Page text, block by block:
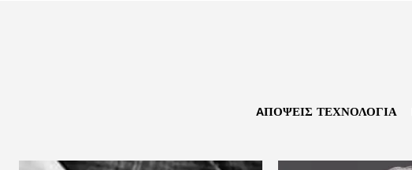
AΠΌΨΕΙΣ ΤΕΧΝΟΛΟΓΙΑ